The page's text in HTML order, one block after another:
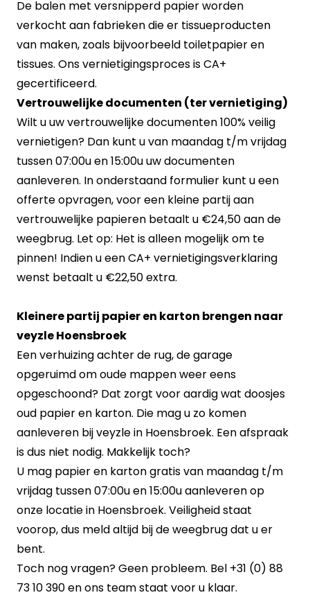
De balen met versnipperd papier worden
verkocht aan fabrieken die er tissueproducten
van maken, zoals bijvoorbeeld toiletpapier en
tissues. Ons vernietigingsproces is CA+
gecertificeerd.
Vertrouwelijke documenten (ter vernietiging)
Wilt u uw vertrouwelijke documenten 100% veilig
vernietigen? Dan kunt u van maandag t/m vrijdag
tussen 07:00u en 15:00u uw documenten
aanleveren. In onderstaand formulier kunt u een
offerte opvragen, voor een kleine partij aan
vertrouwelijke papieren betaalt u €24,50 aan de
weegbrug. Let op: Het is alleen mogelijk om te
pinnen! Indien u een CA+ vernietigingsverklaring
wenst betaalt u €22,50 extra.
Kleinere partij papier en karton brengen naar
veyzle Hoensbroek
Een verhuizing achter de rug, de garage
opgeruimd om oude mappen weer eens
opgeschoond? Dat zorgt voor aardig wat doosjes
oud papier en karton. Die mag u zo komen
aanleveren bij veyzle in Hoensbroek. Een afspraak
is dus niet nodig. Makkelijk toch?
U mag papier en karton gratis van maandag t/m
vrijdag tussen 07:00u en 15:00u aanleveren op
onze locatie in Hoensbroek. Veiligheid staat
voorop, dus meld altijd bij de weegbrug dat u er
bent.
Toch nog vragen? Geen probleem. Bel +31 (0) 88
73 10 390 en ons team staat voor u klaar.